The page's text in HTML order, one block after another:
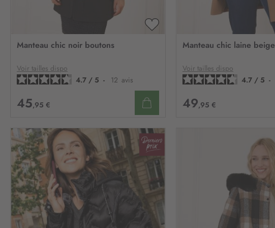
D’ENVIE
Manteau chic noir boutons
Voir tailles dispo
4.7 / 5 - 12 avis
45,95 €
Manteau chic laine beige
Voir tailles dispo
4.7 / 5 -
49,95 €